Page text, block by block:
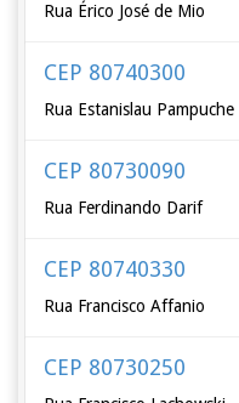
Rua Érico José de Mio
CEP 80740300
Rua Estanislau Pampuche
CEP 80730090
Rua Ferdinando Darif
CEP 80740330
Rua Francisco Affanio
CEP 80730250